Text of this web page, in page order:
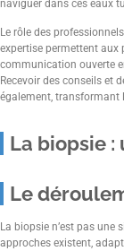
naviguer dans ces eaux
Le rôle des
expertise permettent aux
communication ouverte
Recevoir des conseils et
également, transformant
La biopsie :
Le
La biopsie n’est pas une
approches existent,